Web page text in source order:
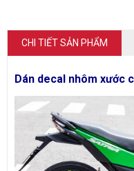
CHI TIẾT SẢN PHẨM
Dán decal nhôm xước